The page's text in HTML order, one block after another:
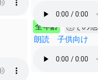
全年齢 その他
朗読 子供向け